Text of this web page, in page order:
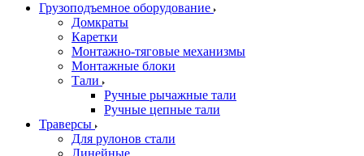
Грузоподъемное оборудование
Домкраты
Каретки
Монтажно-тяговые механизмы
Монтажные блоки
Тали
Ручные рычажные тали
Ручные цепные тали
Траверсы
Для рулонов стали
Линейные